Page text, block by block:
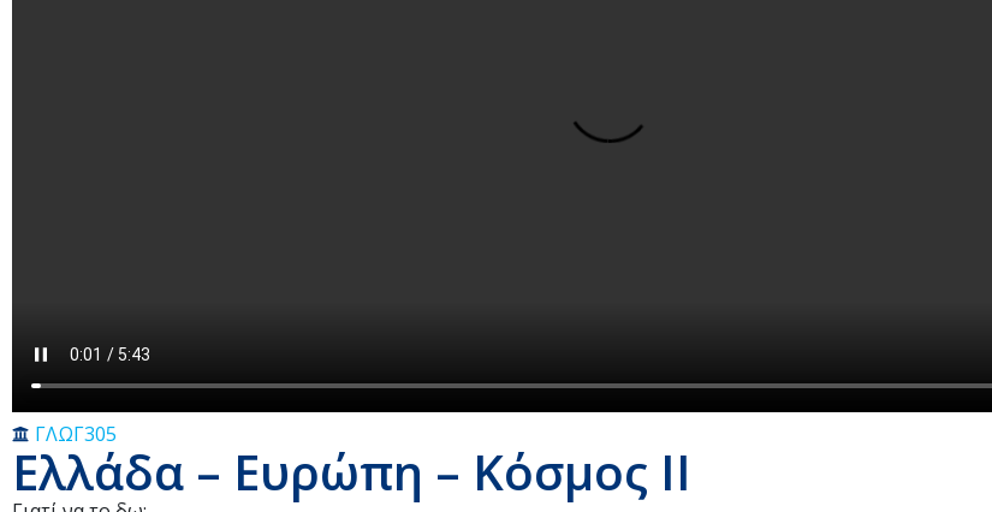
ΓΛΩΓ305
Ελλάδα – Ευρώπη – Κόσμος ΙΙ